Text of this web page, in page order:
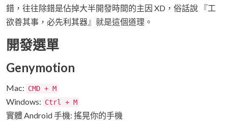
錯，往往除錯是佔掉大半開發時間的主因 XD，俗話說 『工
欲善其事，必先利其器』就是這個道理。
開發選單
Genymotion
Mac: CMD + M
Windows: Ctrl + M
實體 Android 手機: 搖晃你的手機